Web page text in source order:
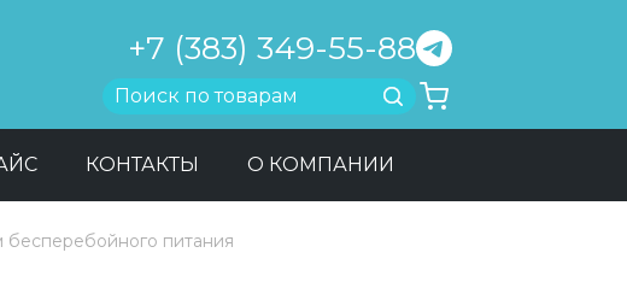
+7 (383) 349-55-88
Найти
КОНТАКТЫ О КОМПАНИИ
питания